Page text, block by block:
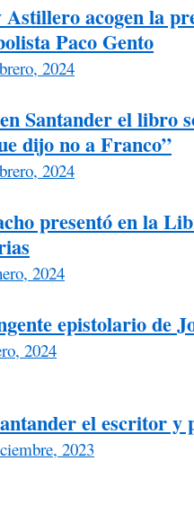
Astillero acogen la
Paco Gento
2024
Santander el libro
dijo no a Franco”
2024
presentó en la
2024
epistolario de
2024
el escritor y
2023